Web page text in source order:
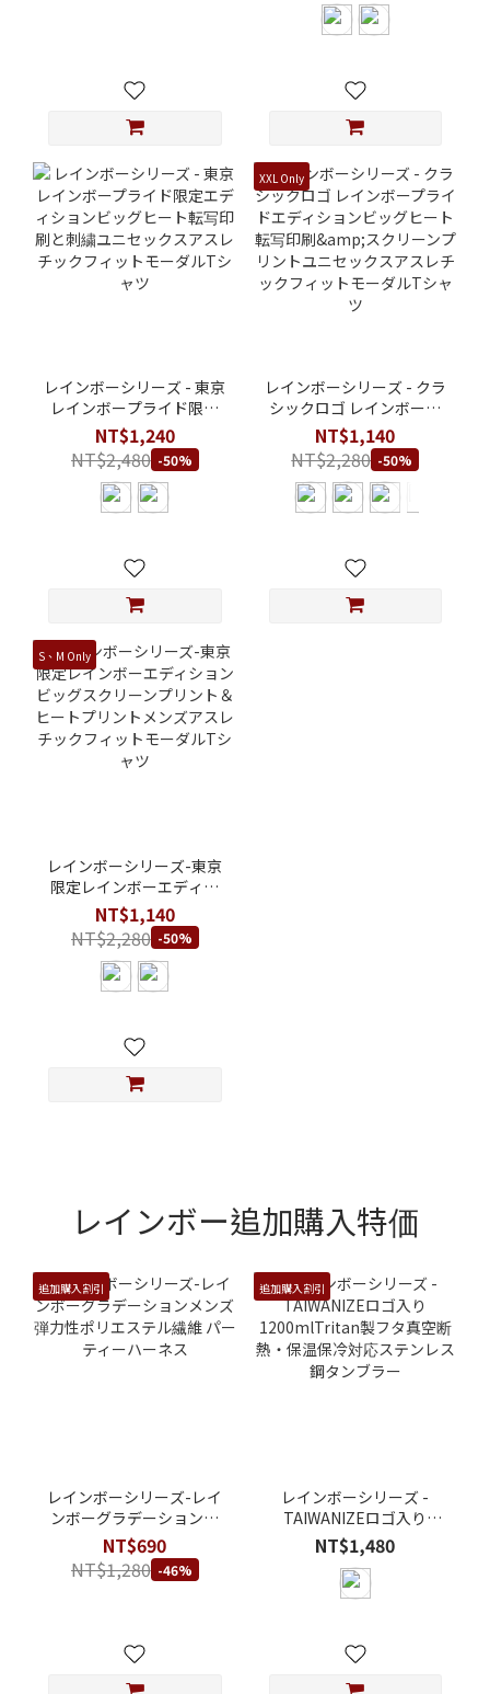
レインボーシリーズ - 東京
レインボープライド限定
エディションビッグヒー
ト転写印刷と刺繍ユニセ
ックスアスレチックフィ
ットモーダルTシャツ
NT$1,240
NT$2,480 -50%
XXL Only
レインボーシリーズ - クラ
シックロゴ レインボープ
ライドエディションビッ
グヒート転写印刷&スクリ
ーンプリントユニセック
スアスレチックフィット
モーダルTシャツ
NT$1,140
NT$2,280 -50%
S、M Only
レインボーシリーズ-東京
限定レインボーエディシ
ョンビッグスクリーンプ
リント＆ヒートプリント
メンズアスレチックフィ
ットモーダルTシャツ
NT$1,140
NT$2,280 -50%
レインボー追加購入特価
追加購入割引
レインボーシリーズ-レイ
ンボーグラデーションメ
ンズ弾力性ポリエステル
繊維 パーティーハーネス
NT$690
NT$1,280 -46%
追加購入割引
レインボーシリーズ -
TAIWANIZEロゴ入り
1200mlTritan製フタ真空
断熱・保温保冷対応ステ
ンレス鋼タンブラー
NT$1,480